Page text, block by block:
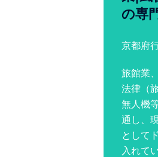
の専
京都府
旅館業
法律（
無人機
通し、
として
入れて